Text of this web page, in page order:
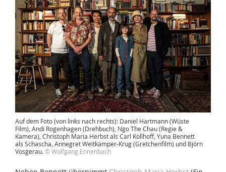
Auf dem Foto (von links nach rechts): Daniel Hartmann (Wüste
Film), Andi Rogenhagen (Drehbuch), Ngo The Chau (Regie &
Kamera), Christoph Maria Herbst als Carl Kollhoff, Yuna Bennett
als Schascha, Annegret Weitkämper-Krug (Gretchenfilm) und Björn
Vosgerau.© Wolfgang Ennenbach